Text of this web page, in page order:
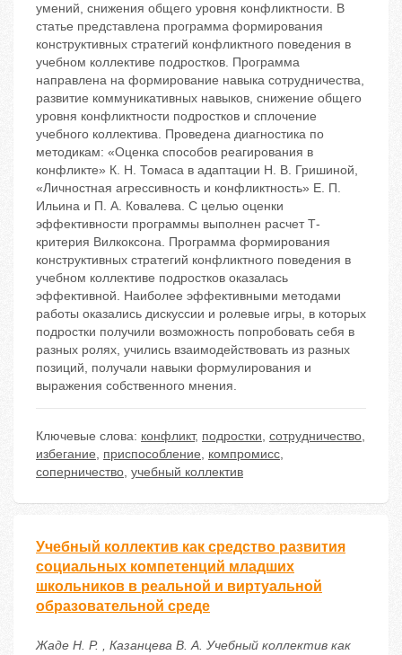
умений, снижения общего уровня конфликтности. В
статье представлена программа формирования
конструктивных стратегий конфликтного поведения в
учебном коллективе подростков. Программа
направлена на формирование навыка сотрудничества,
развитие коммуникативных навыков, снижение общего
уровня конфликтности подростков и сплочение
учебного коллектива. Проведена диагностика по
методикам: «Оценка способов реагирования в
конфликте» К. Н. Томаса в адаптации Н. В. Гришиной,
«Личностная агрессивность и конфликтность» Е. П.
Ильина и П. А. Ковалева. С целью оценки
эффективности программы выполнен расчет Т-
критерия Вилкоксона. Программа формирования
конструктивных стратегий конфликтного поведения в
учебном коллективе подростков оказалась
эффективной. Наиболее эффективными методами
работы оказались дискуссии и ролевые игры, в которых
подростки получили возможность попробовать себя в
разных ролях, учились взаимодействовать из разных
позиций, получали навыки формулирования и
выражения собственного мнения.
Ключевые слова: конфликт, подростки, сотрудничество,
избегание, приспособление, компромисс,
соперничество, учебный коллектив
Учебный коллектив как средство развития
социальных компетенций младших
школьников в реальной и виртуальной
образовательной среде
Жаде Н. Р. , Казанцева В. А. Учебный коллектив как